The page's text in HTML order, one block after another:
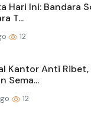
Hari Ini: Bandara
T...
12
Kantor Anti Ribet,
Sema...
12